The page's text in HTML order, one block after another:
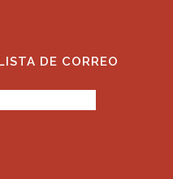
DE CORREO